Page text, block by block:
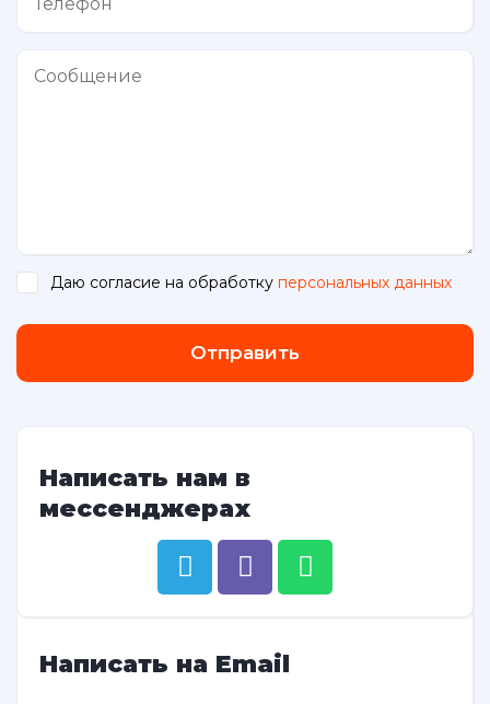
Даю согласие на обработку персональных данных
Отправить
Написать нам в
мессенджерах
Написать на Email